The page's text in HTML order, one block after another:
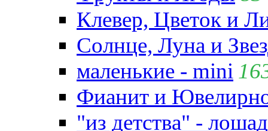
Клевер, Цветок и
Солнце, Луна и
маленькие - mini
Фианит и
"из детства" -